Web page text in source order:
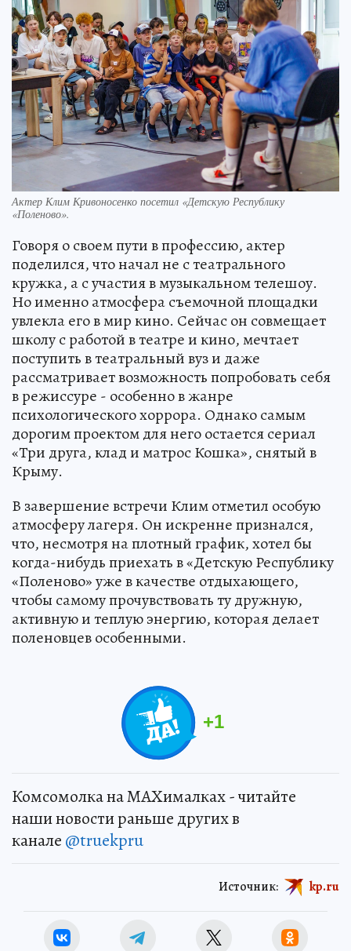
Актер Клим Кривоносенко посетил «Детскую Республику
«Поленово».
Говоря о своем пути в профессию, актер
поделился, что начал не с театрального
кружка, а с участия в музыкальном телешоу.
Но именно атмосфера съемочной площадки
увлекла его в мир кино. Сейчас он совмещает
школу с работой в театре и кино, мечтает
поступить в театральный вуз и даже
рассматривает возможность попробовать себя
в режиссуре - особенно в жанре
психологического хоррора. Однако самым
дорогим проектом для него остается сериал
«Три друга, клад и матрос Кошка», снятый в
Крыму.
В завершение встречи Клим отметил особую
атмосферу лагеря. Он искренне признался,
что, несмотря на плотный график, хотел бы
когда-нибудь приехать в «Детскую Республику
«Поленово» уже в качестве отдыхающего,
чтобы самому прочувствовать ту дружную,
активную и теплую энергию, которая делает
поленовцев особенными.
+1
Комсомолка на MAXималках - читайте
наши новости раньше других в
канале @truekpru
Источник: kp.ru